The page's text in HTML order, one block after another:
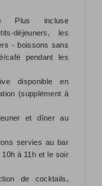
Plus incluse
déjeuners, les
- boissons sans
café pendant les
disponible en
(supplément à
et dîner au
servies au bar
à 11h et le soir
de cocktails,